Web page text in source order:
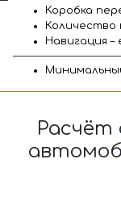
Коробка
Количество
Навигация –